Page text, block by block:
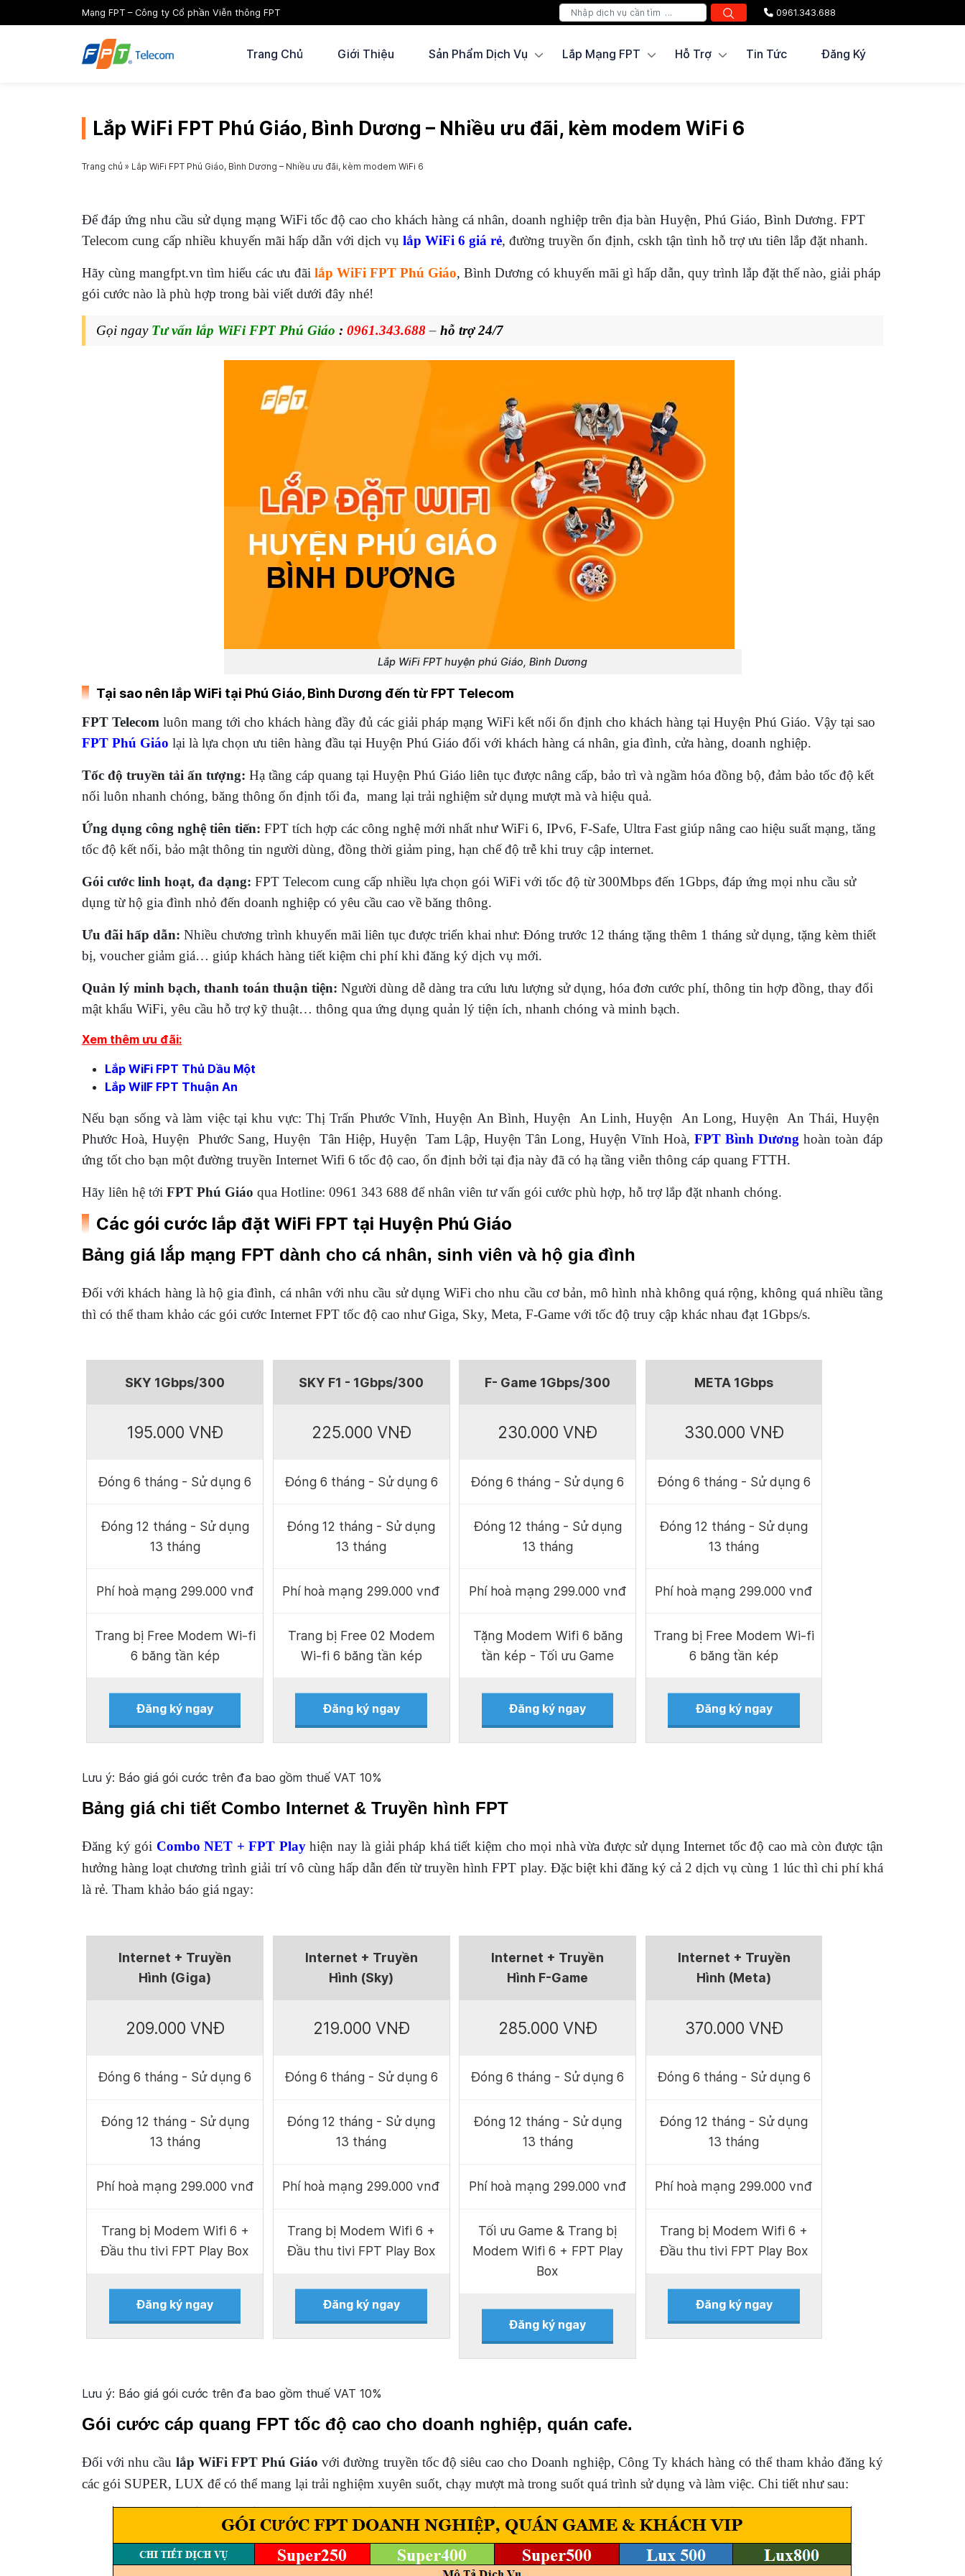
Mạng FPT – Công ty Cổ phần Viễn thông FPT 0961.343.688
Trang Chủ Giới Thiệu Sản Phẩm Dịch Vụ Lắp Mạng FPT Hỗ Trợ Tin Tức Đăng Ký
Lắp WiFi FPT Phú Giáo, Bình Dương – Nhiều ưu đãi, kèm modem WiFi 6
Trang chủ » Lắp WiFi FPT Phú Giáo, Bình Dương – Nhiều ưu đãi, kèm modem WiFi 6
Để đáp ứng nhu cầu sử dụng mạng WiFi tốc độ cao cho khách hàng cá nhân, doanh nghiệp trên địa bàn Huyện, Phú Giáo, Bình Dương. FPT
Telecom cung cấp nhiều khuyến mãi hấp dẫn với dịch vụ lắp WiFi 6 giá rẻ, đường truyền ổn định, cskh tận tình hỗ trợ ưu tiên lắp đặt nhanh.
Hãy cùng mangfpt.vn tìm hiểu các ưu đãi lắp WiFi FPT Phú Giáo, Bình Dương có khuyến mãi gì hấp dẫn, quy trình lắp đặt thế nào, giải pháp
gói cước nào là phù hợp trong bài viết dưới đây nhé!
Gọi ngay Tư vấn lắp WiFi FPT Phú Giáo : 0961.343.688 – hỗ trợ 24/7
Lắp WiFi FPT huyện phú Giáo, Bình Dương
Tại sao nên lắp WiFi tại Phú Giáo, Bình Dương đến từ FPT Telecom
FPT Telecom luôn mang tới cho khách hàng đầy đủ các giải pháp mạng WiFi kết nối ổn định cho khách hàng tại Huyện Phú Giáo. Vậy tại sao
FPT Phú Giáo lại là lựa chọn ưu tiên hàng đầu tại Huyện Phú Giáo đối với khách hàng cá nhân, gia đình, cửa hàng, doanh nghiệp.
Tốc độ truyền tải ấn tượng: Hạ tầng cáp quang tại Huyện Phú Giáo liên tục được nâng cấp, bảo trì và ngầm hóa đồng bộ, đảm bảo tốc độ kết
nối luôn nhanh chóng, băng thông ổn định tối đa, mang lại trải nghiệm sử dụng mượt mà và hiệu quả.
Ứng dụng công nghệ tiên tiến: FPT tích hợp các công nghệ mới nhất như WiFi 6, IPv6, F-Safe, Ultra Fast giúp nâng cao hiệu suất mạng, tăng
tốc độ kết nối, bảo mật thông tin người dùng, đồng thời giảm ping, hạn chế độ trễ khi truy cập internet.
Gói cước linh hoạt, đa dạng: FPT Telecom cung cấp nhiều lựa chọn gói WiFi với tốc độ từ 300Mbps đến 1Gbps, đáp ứng mọi nhu cầu sử
dụng từ hộ gia đình nhỏ đến doanh nghiệp có yêu cầu cao về băng thông.
Ưu đãi hấp dẫn: Nhiều chương trình khuyến mãi liên tục được triển khai như: Đóng trước 12 tháng tặng thêm 1 tháng sử dụng, tặng kèm thiết
bị, voucher giảm giá… giúp khách hàng tiết kiệm chi phí khi đăng ký dịch vụ mới.
Quản lý minh bạch, thanh toán thuận tiện: Người dùng dễ dàng tra cứu lưu lượng sử dụng, hóa đơn cước phí, thông tin hợp đồng, thay đổi
mật khẩu WiFi, yêu cầu hỗ trợ kỹ thuật… thông qua ứng dụng quản lý tiện ích, nhanh chóng và minh bạch.
Xem thêm ưu đãi:
Lắp WiFi FPT Thủ Dầu Một
Lắp WiIF FPT Thuận An
Nếu bạn sống và làm việc tại khu vực: Thị Trấn Phước Vĩnh, Huyện An Bình, Huyện An Linh, Huyện An Long, Huyện An Thái, Huyện
Phước Hoà, Huyện Phước Sang, Huyện Tân Hiệp, Huyện Tam Lập, Huyện Tân Long, Huyện Vĩnh Hoà, FPT Bình Dương hoàn toàn đáp
ứng tốt cho bạn một đường truyền Internet Wifi 6 tốc độ cao, ổn định bởi tại địa này đã có hạ tầng viễn thông cáp quang FTTH.
Hãy liên hệ tới FPT Phú Giáo qua Hotline: 0961 343 688 để nhân viên tư vấn gói cước phù hợp, hỗ trợ lắp đặt nhanh chóng.
Các gói cước lắp đặt WiFi FPT tại Huyện Phú Giáo
Bảng giá lắp mạng FPT dành cho cá nhân, sinh viên và hộ gia đình
Đối với khách hàng là hộ gia đình, cá nhân với nhu cầu sử dụng WiFi cho nhu cầu cơ bản, mô hình nhà không quá rộng, không quá nhiều tầng
thì có thể tham khảo các gói cước Internet FPT tốc độ cao như Giga, Sky, Meta, F-Game với tốc độ truy cập khác nhau đạt 1Gbps/s.
SKY 1Gbps/300
195.000 VNĐ
Đóng 6 tháng - Sử dụng 6
Đóng 12 tháng - Sử dụng
13 tháng
Phí hoà mạng 299.000 vnđ
Trang bị Free Modem Wi-fi
6 băng tần kép
Đăng ký ngay
SKY F1 - 1Gbps/300
225.000 VNĐ
Đóng 6 tháng - Sử dụng 6
Đóng 12 tháng - Sử dụng
13 tháng
Phí hoà mạng 299.000 vnđ
Trang bị Free 02 Modem
Wi-fi 6 băng tần kép
Đăng ký ngay
F- Game 1Gbps/300
230.000 VNĐ
Đóng 6 tháng - Sử dụng 6
Đóng 12 tháng - Sử dụng
13 tháng
Phí hoà mạng 299.000 vnđ
Tặng Modem Wifi 6 băng
tần kép - Tối ưu Game
Đăng ký ngay
META 1Gbps
330.000 VNĐ
Đóng 6 tháng - Sử dụng 6
Đóng 12 tháng - Sử dụng
13 tháng
Phí hoà mạng 299.000 vnđ
Trang bị Free Modem Wi-fi
6 băng tần kép
Đăng ký ngay
Lưu ý: Báo giá gói cước trên đa bao gồm thuế VAT 10%
Bảng giá chi tiết Combo Internet & Truyền hình FPT
Đăng ký gói Combo NET + FPT Playhiện nay là giải pháp khá tiết kiệm cho mọi nhà vừa được sử dụng Internet tốc độ cao mà còn được tận
hưởng hàng loạt chương trình giải trí vô cùng hấp dẫn đến từ truyền hình FPT play. Đặc biệt khi đăng ký cả 2 dịch vụ cùng 1 lúc thì chi phí khá
là rẻ. Tham khảo báo giá ngay:
Internet + Truyền
Hình (Giga)
209.000 VNĐ
Đóng 6 tháng - Sử dụng 6
Đóng 12 tháng - Sử dụng
13 tháng
Phí hoà mạng 299.000 vnđ
Trang bị Modem Wifi 6 +
Đầu thu tivi FPT Play Box
Đăng ký ngay
Internet + Truyền
Hình (Sky)
219.000 VNĐ
Đóng 6 tháng - Sử dụng 6
Đóng 12 tháng - Sử dụng
13 tháng
Phí hoà mạng 299.000 vnđ
Trang bị Modem Wifi 6 +
Đầu thu tivi FPT Play Box
Đăng ký ngay
Internet + Truyền
Hình F-Game
285.000 VNĐ
Đóng 6 tháng - Sử dụng 6
Đóng 12 tháng - Sử dụng
13 tháng
Phí hoà mạng 299.000 vnđ
Tối ưu Game & Trang bị
Modem Wifi 6 + FPT Play
Box
Đăng ký ngay
Internet + Truyền
Hình (Meta)
370.000 VNĐ
Đóng 6 tháng - Sử dụng 6
Đóng 12 tháng - Sử dụng
13 tháng
Phí hoà mạng 299.000 vnđ
Trang bị Modem Wifi 6 +
Đầu thu tivi FPT Play Box
Đăng ký ngay
Lưu ý: Báo giá gói cước trên đa bao gồm thuế VAT 10%
Gói cước cáp quang FPT tốc độ cao cho doanh nghiệp, quán cafe.
Đối với nhu cầu lắp WiFi FPT Phú Giáo với đường truyền tốc độ siêu cao cho Doanh nghiệp, Công Ty khách hàng có thể tham khảo đăng ký
các gói SUPER, LUX để có thể mang lại trải nghiệm xuyên suốt, chạy mượt mà trong suốt quá trình sử dụng và làm việc. Chi tiết như sau: